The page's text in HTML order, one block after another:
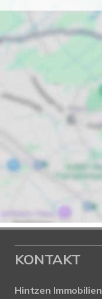
KONTAKT
Hintzen Immobilien